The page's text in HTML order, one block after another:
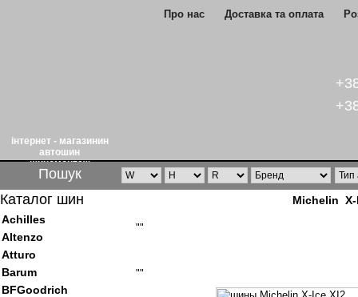
Про нас Доставка та оплата
інтернет - магазинин
автошин
шиномонтаж
Пошук
Каталог шин
Achilles
Altenzo
Atturo
Barum
BFGoodrich
Michelin
""
""